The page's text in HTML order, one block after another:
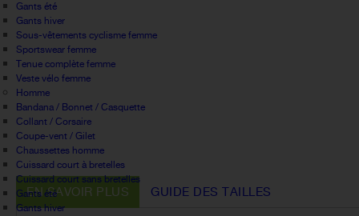
Gants été
Gants hiver
Sous-vêtements cyclisme femme
Sportswear femme
Tenue complète femme
Veste vélo femme
Homme
Bandana / Bonnet / Casquette
Collant / Corsaire
Coupe-vent / Gilet
Chaussettes homme
Cuissard court à bretelles
Cuissard court sans bretelles
Gants été
Gants hiver
EN SAVOIR PLUS GUIDE DES TAILLES